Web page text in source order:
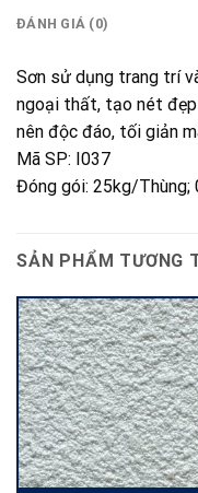
ĐÁNH GIÁ (0)
Sơn sử dụng trang trí
ngoại thất, tạo nét
nên độc đáo, tối giản
Mã SP: I037
Đóng gói: 25kg/Thùng;
SẢN PHẨM TƯƠNG